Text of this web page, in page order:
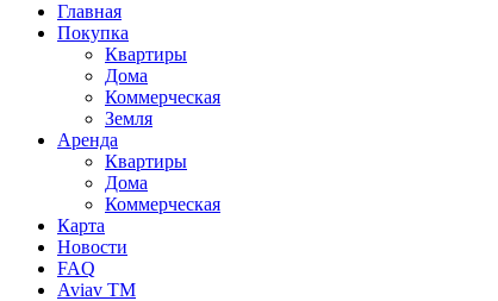
Главная
Покупка
Квартиры
Дома
Коммерческая
Земля
Аренда
Квартиры
Дома
Коммерческая
Карта
Новости
FAQ
Aviav TM